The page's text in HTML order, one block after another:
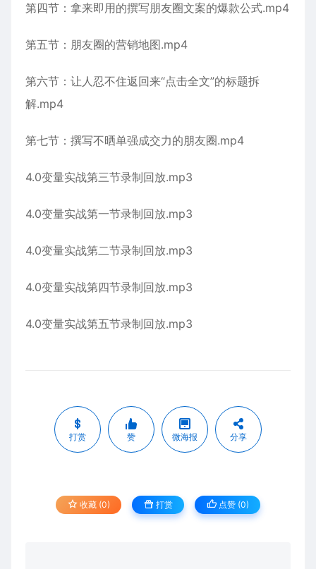
第四节：拿来即用的撰写朋友圈文案的爆款公式.mp4
第五节：朋友圈的营销地图.mp4
第六节：让人忍不住返回来“点击全文”的标题拆
解.mp4
第七节：撰写不晒单强成交力的朋友圈.mp4
4.0变量实战第三节录制回放.mp3
4.0变量实战第一节录制回放.mp3
4.0变量实战第二节录制回放.mp3
4.0变量实战第四节录制回放.mp3
4.0变量实战第五节录制回放.mp3
打赏 赞 微海报 分享
收藏 (0) 打赏 点赞 (0)